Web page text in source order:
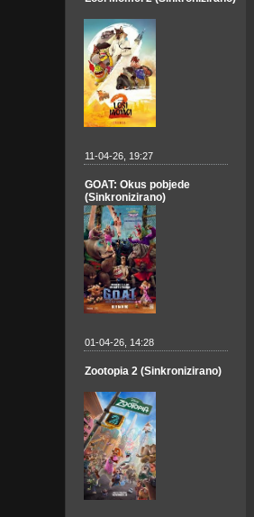
11-04-26, 19:27
GOAT: Okus pobjede
(Sinkronizirano)
01-04-26, 14:28
Zootopia 2 (Sinkronizirano)